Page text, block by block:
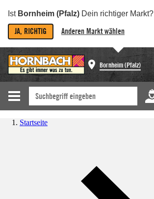
Ist Bornheim (Pfalz) Dein richtiger Markt?
JA, RICHTIG Anderen Markt wählen
Bornheim (Pfalz)
Startseite